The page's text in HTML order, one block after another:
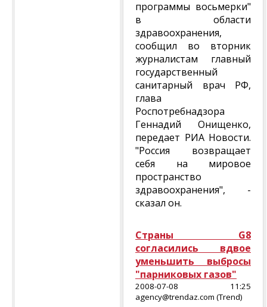
программы восьмерки"
в области
здравоохранения,
сообщил во вторник
журналистам главный
государственный
санитарный врач РФ,
глава
Роспотребнадзора
Геннадий Онищенко,
передает РИА Новости.
"Россия возвращает
себя на мировое
пространство
здравоохранения", -
сказал он.
Страны G8
согласились вдвое
уменьшить выбросы
"парниковых газов"
2008-07-08 11:25
agency@trendaz.com (Trend)